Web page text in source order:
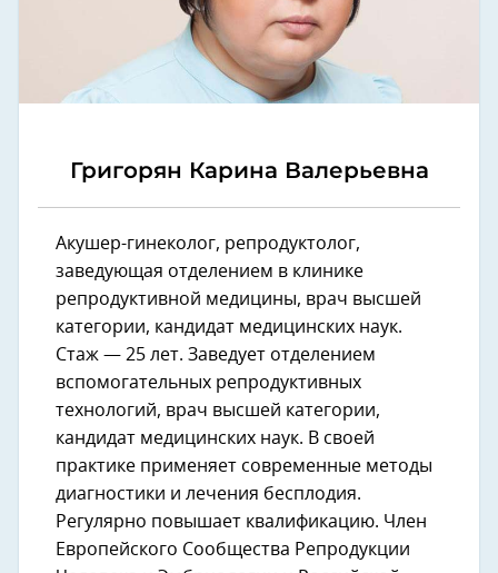
Григорян Карина Валерьевна
Акушер-гинеколог, репродуктолог,
заведующая отделением в клинике
репродуктивной медицины, врач высшей
категории, кандидат медицинских наук.
Стаж — 25 лет. Заведует отделением
вспомогательных репродуктивных
технологий, врач высшей категории,
кандидат медицинских наук. В своей
практике применяет современные методы
диагностики и лечения бесплодия.
Регулярно повышает квалификацию. Член
Европейского Сообщества Репродукции